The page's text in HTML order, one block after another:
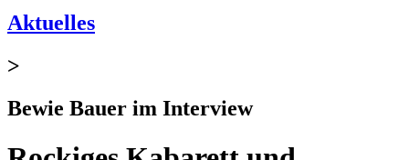
Aktuelles
>
Bewie Bauer im Interview